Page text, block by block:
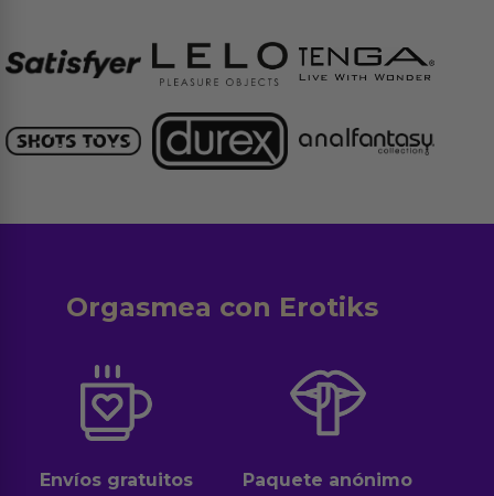
Orgasmea con Erotiks
Envíos gratuitos
Paquete anónimo